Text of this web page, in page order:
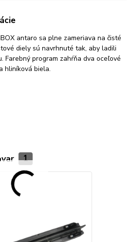
antaro sa plne zameriava na čisté
diely sú navrhnuté tak, aby ladili
Farebný program zahŕňa dva oceľové
hliníková biela.
1